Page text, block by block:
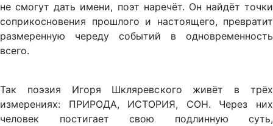
не смогут дать имени, поэт наречёт. Он найдёт точки
соприкосновения прошлого и настоящего, превратит
размеренную череду событий в одновременность
всего.
Так поэзия Игоря Шкляревского живёт в трёх
измерениях: ПРИРОДА, ИСТОРИЯ, СОН. Через них
человек постигает свою подлинную суть,